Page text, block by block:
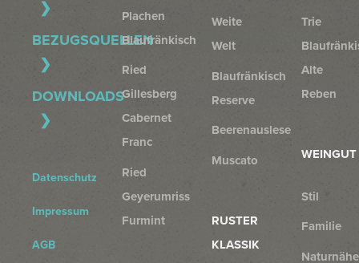
BEZUGSQUELLEN
DOWNLOADS
Datenschutz
Impressum
AGB
Plachen
Blaufränkisch
Ried
Gillesberg
Cabernet
Franc
Ried
Geyerumriss
Furmint
Weite
Welt
Blaufränkisch
Reserve
Beerenauslese
Muscato
RUSTER
KLASSIK
Trie
Alte
Reben
WEINGUT
Stil
Familie
Naturnähe